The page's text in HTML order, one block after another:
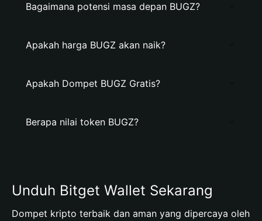
Bagaimana potensi masa depan BUGZ?
Apakah harga BUGZ akan naik?
Apakah Dompet BUGZ Gratis?
Berapa nilai token BUGZ?
Unduh Bitget Wallet Sekarang
Dompet kripto terbaik dan aman yang dipercaya oleh